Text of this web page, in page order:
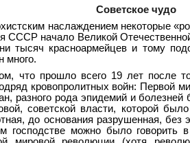
Советское чудо
наслаждением некоторые
СССР начало Великой
тысяч красноармейцев и тому
много.
что прошло всего 19 лет после
кровопролитных войн: Первой
разного рода эпидемий и
советской власти, которой
до основания разрушенная, без
господстве можно было говорить